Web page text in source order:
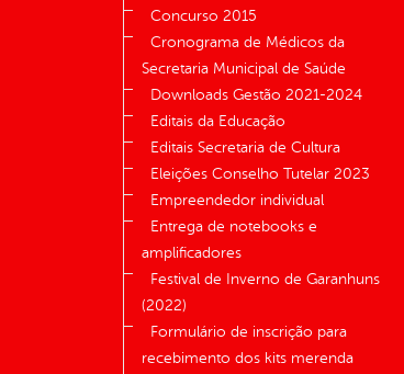
Concurso 2015
Cronograma de Médicos da
Secretaria Municipal de Saúde
Downloads Gestão 2021-2024
Editais da Educação
Editais Secretaria de Cultura
Eleições Conselho Tutelar 2023
Empreendedor individual
Entrega de notebooks e
amplificadores
Festival de Inverno de Garanhuns
(2022)
Formulário de inscrição para
recebimento dos kits merenda